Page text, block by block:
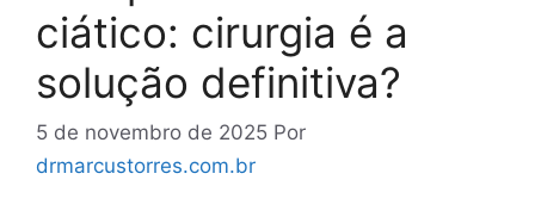
ciático: cirurgia é a
solução definitiva?
5 de novembro de 2025 Por
drmarcustorres.com.br